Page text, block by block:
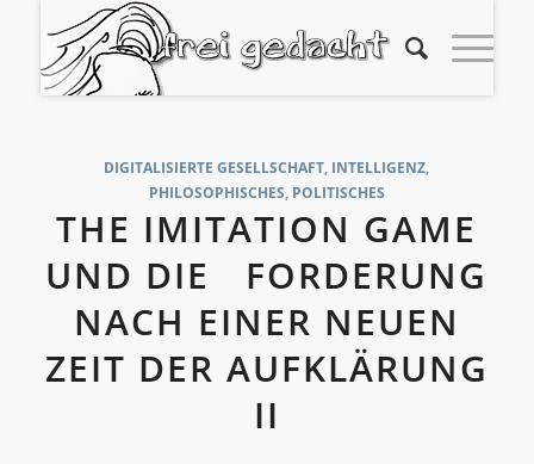
DIGITALISIERTE GESELLSCHAFT INTELLIGENZ
PHILOSOPHISCHES POLITISCHES
THE IMITATION GAME
UND DIE FORDERUNG
NACH EINER NEUEN
ZEIT DER AUFKLÄRUNG
II